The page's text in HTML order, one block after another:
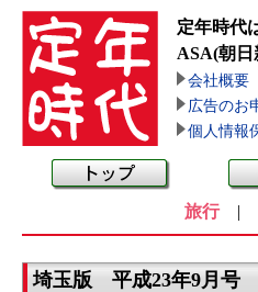
定年時代
ASA(朝
会社概要
広告のお
個人情報
旅行|
埼玉版 平成23年9月号